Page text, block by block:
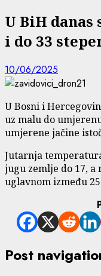
U BiH
i do 33
10/06/2025
U Bosni i
uz malu do
umjerene jačine
Jutarnja
jugu zemlje do 17,
uglavnom između
Post